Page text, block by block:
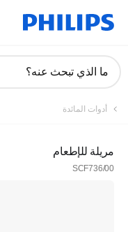
دعم
ما الذي تبحث عنه؟
أدوات المائدة
مريلة للإطعام
SCF736/00